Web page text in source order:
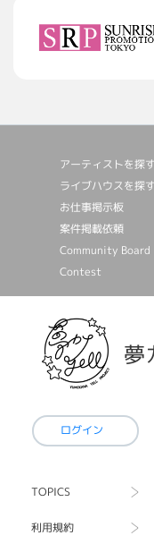
アーティストを探す
ライブハウスを探す
お仕事掲⽰板
案件掲載依頼
Community Board
Contest
夢
ログイン
TOPICS
利用規約